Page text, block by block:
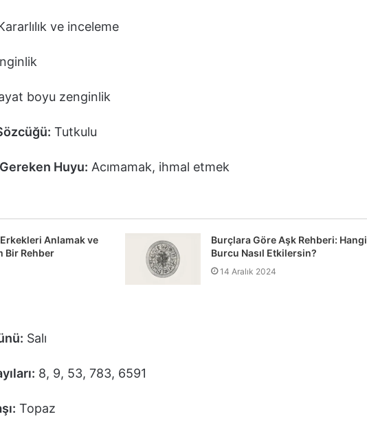
ve inceleme
boyu zenginlik
Tutkulu
Huyu: Acımamak, ihmal etmek
Anlamak ve
Bir Rehber
Burçlara Göre Aşk Rehberi: Hangi
Burcu Nasıl Etkilersin?
14 Aralık 2024
Salı
8, 9, 53, 783, 6591
Topaz